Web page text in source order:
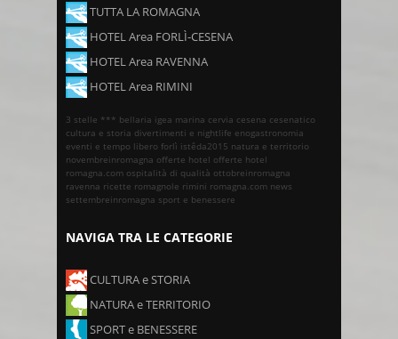
TUTTA LA ROMAGNA
HOTEL Area FORLÌ-CESENA
HOTEL Area RAVENNA
HOTEL Area RIMINI
3 stelle *** bellaria igea marina cervia cesena cesenatico
cultura e storia divertimenti e nightlife enogastronomia
eventi e tempo libero forlì istêda2015 natura e territorio
novembreinromagna offerte hotel offerte hotel
romagna.com ospitalità di qualità ottobreinromagna
ravenna ricette romagnole rimini romagna.com news
settembreinromagna sport e benessere
NAVIGA TRA LE CATEGORIE
CULTURA e STORIA
NATURA e TERRITORIO
SPORT e BENESSERE